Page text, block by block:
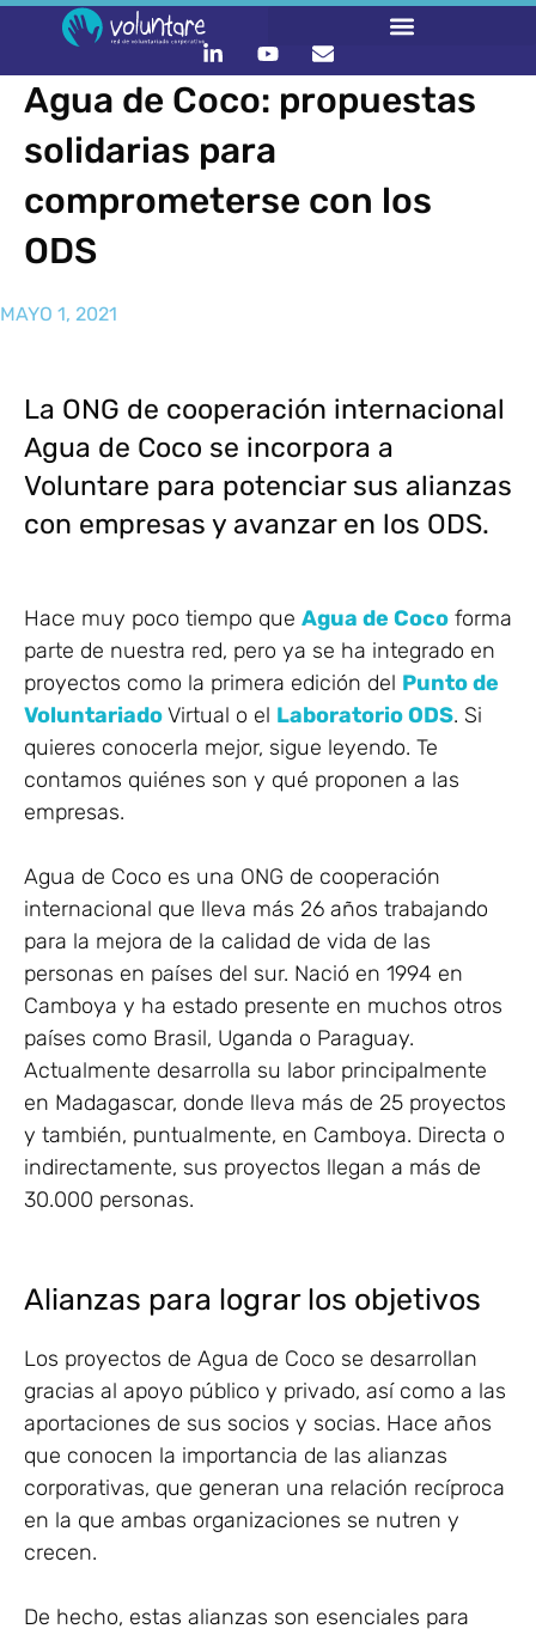
Agua de Coco: propuestas
solidarias para
comprometerse con los
ODS
MAYO 1, 2021
La ONG de cooperación internacional
Agua de Coco se incorpora a
Voluntare para potenciar sus alianzas
con empresas y avanzar en los ODS.
Hace muy poco tiempo que Agua de Coco forma
parte de nuestra red, pero ya se ha integrado en
proyectos como la primera edición del Punto de
VoluntariadoVirtual o el Laboratorio ODS. Si
quieres conocerla mejor, sigue leyendo. Te
contamos quiénes son y qué proponen a las
empresas.
Agua de Coco es una ONG de cooperación
internacional que lleva más 26 años trabajando
para la mejora de la calidad de vida de las
personas en países del sur. Nació en 1994 en
Camboya y ha estado presente en muchos otros
países como Brasil, Uganda o Paraguay.
Actualmente desarrolla su labor principalmente
en Madagascar, donde lleva más de 25 proyectos
y también, puntualmente, en Camboya. Directa o
indirectamente, sus proyectos llegan a más de
30.000 personas.
Alianzas para lograr los objetivos
Los proyectos de Agua de Coco se desarrollan
gracias al apoyo público y privado, así como a las
aportaciones de sus socios y socias. Hace años
que conocen la importancia de las alianzas
corporativas, que generan una relación recíproca
en la que ambas organizaciones se nutren y
crecen.
De hecho, estas alianzas son esenciales para